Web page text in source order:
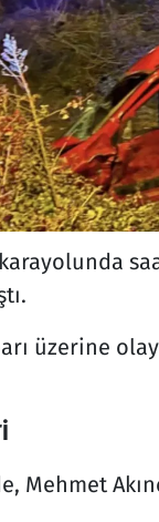
üzerine
Mehmet